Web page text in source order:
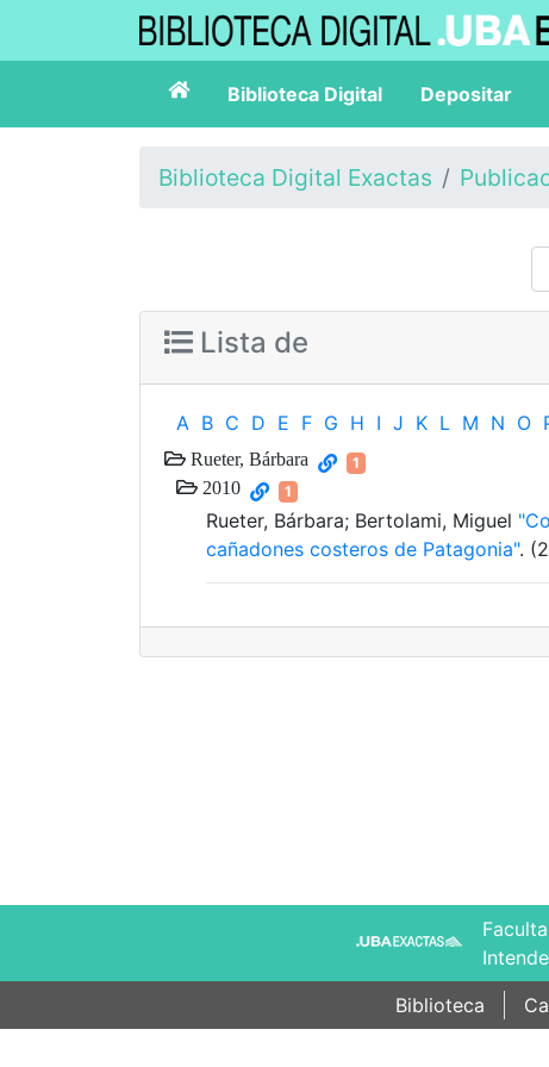
Biblioteca Digital Depositar
Biblioteca Digital Exactas
Lista de
A B C D E F G H I J K L M N O
Rueter, Bárbara 1
2010 1
Rueter, Bárbara; Bertolami, Miguel
cañadones costeros de Patagonia".
Biblioteca